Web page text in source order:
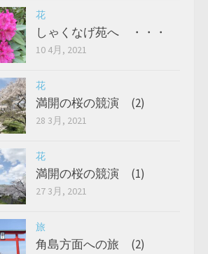
花
しゃくなげ苑へ ・・・
10 4月, 2021
花
満開の桜の競演 (2)
28 3月, 2021
花
満開の桜の競演 (1)
27 3月, 2021
旅
角島方面への旅 (2)